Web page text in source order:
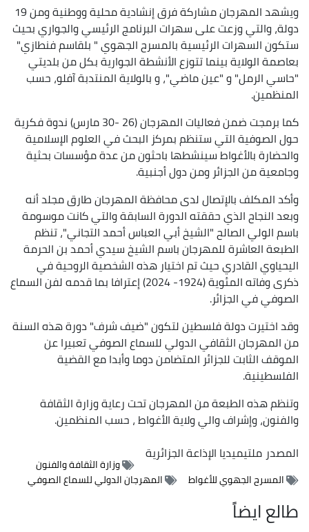
ويشهد المهرجان مشاركة فرق إنشادية محلية ووطنية ومن 19
دولة، والتي وزعت على سهرات البرنامج الرئيسي والجواري بحيث
ستكون السهرات الرئيسية بالمسرح الجهوي " بلقاسم فنطازي"
بعاصمة الولاية بينما تتوزع الأنشطة الجوارية بكل من بلديتي
"حاسي الرمل" و "عين ماضي"، و بالولاية المنتدبة آفلو، حسب
المنظمين.
كما برمجت ضمن فعاليات المهرجان (26 -30 مارس) ندوة فكرية
حول الصوفية التي ستنظم بمركز البحث في العلوم الإسلامية
والحضارة بالأغواط سينشطها باحثون من عدة مؤسسات بحثية
وجامعية من الجزائر ومن دول أجنبية.
وأكد المكلف بالإتصال لدى محافظة المهرجان طارق مجلد أنه
وبعد النجاح الذي حققته الدورة السابقة والتي كانت موسومة
باسم الولي الصالح "الشيخ أبي العباس أحمد التجاني"، تنظم
الطبعة العاشرة للمهرجان باسم الشيخ سيدي أحمد بن الحرمة
اليحياوي القادري حيث تم اختيار هذه الشخصية الروحية في
ذكرى وفاته المئوية (1924- 2024) إعترافا بما قدمه لفن السماع
الصوفي في الجزائر.
وقد اختيرت دولة فلسطين لتكون "ضيف شرف" دورة هذه السنة
من المهرجان الثقافي الدولي للسماع الصوفي تعبيرا عن
الموقف الثابت للجزائر المتضامن دوما وأبدا مع القضية
الفلسطينية.
وتنظم هذه الطبعة من المهرجان تحت رعاية وزارة الثقافة
والفنون، وإشراف والي ولاية الأغواط ، حسب المنظمين.
المصدرملتيميديا الإذاعة الجزائرية
وزارة الثقافة والفنون
المسرح الجهوي للأغواط
المهرجان الدولي للسماع الصوفي
طالع ايضاً